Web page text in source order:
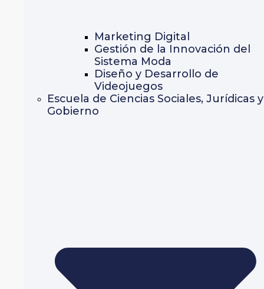
Marketing Digital
Gestión de la Innovación del
Sistema Moda
Diseño y Desarrollo de
Videojuegos
Escuela de Ciencias Sociales, Jurídicas y
Gobierno